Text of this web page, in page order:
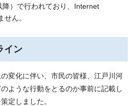
降）で行われており、Internet
ん。
イン
変化に伴い、市民の皆様、江戸川河
ような行動をとるのか事前に記載し
定しました。